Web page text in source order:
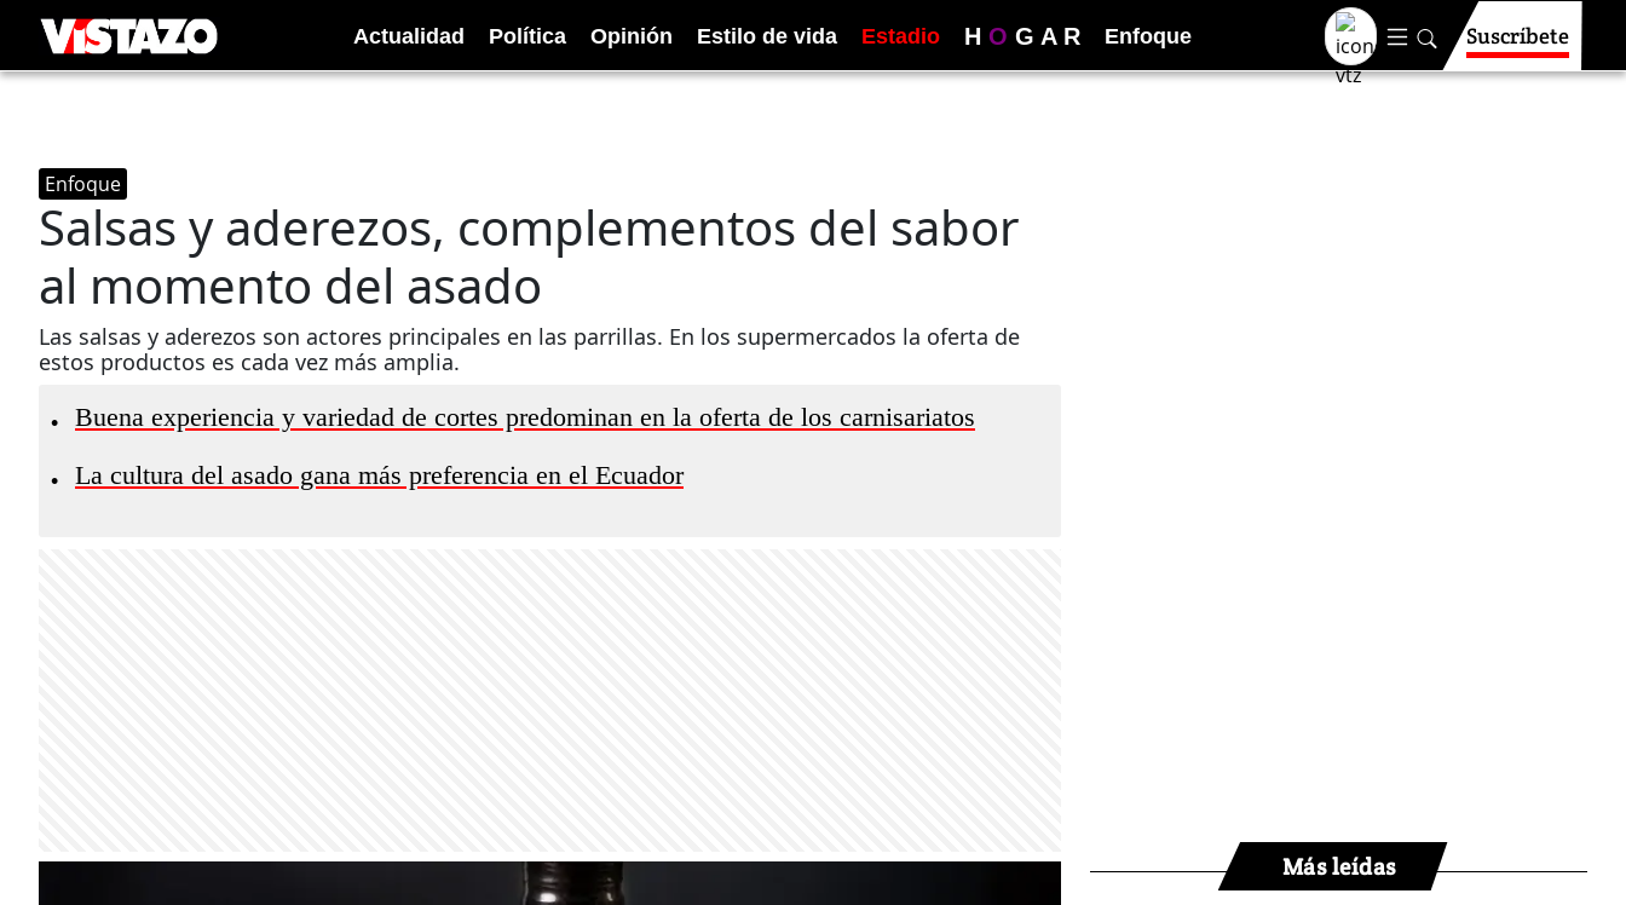
Actualidad Política Opinión Estilo de vida Estadio H O G A R Enfoque Suscríbete
Enfoque
Salsas y aderezos, complementos del sabor
al momento del asado
Las salsas y aderezos son actores principales en las parrillas. En los supermercados la oferta de
estos productos es cada vez más amplia.
• Buena experiencia y variedad de cortes predominan en la oferta de los carnisariatos
• La cultura del asado gana más preferencia en el Ecuador
Más leídas